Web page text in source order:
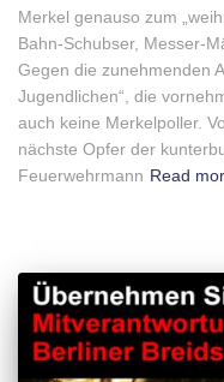
Merkel genauso zum
Bahn-Schubser, Messer-
Gegen die zunehmenden
Jugendlichen“, die
auch keine Merkelpoller.
nächste Opfer der
Feuerwehrmann Read